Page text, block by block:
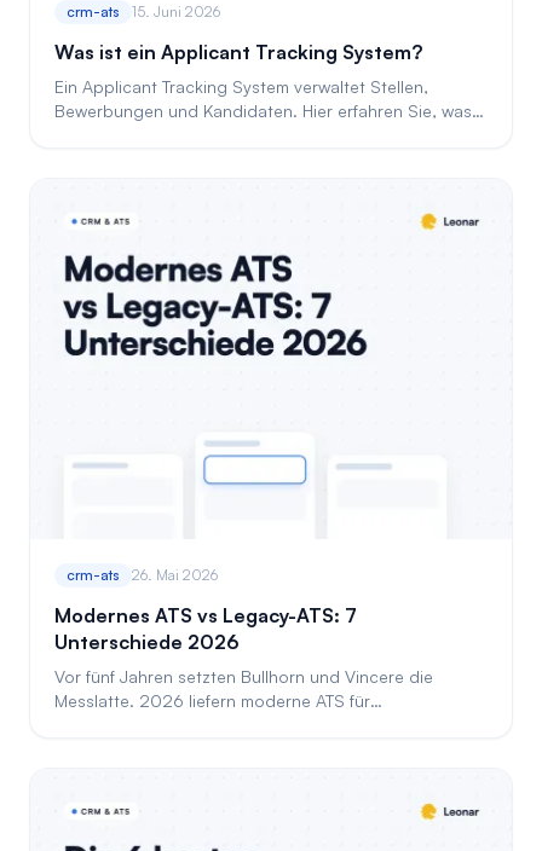
crm-ats 15. Juni 2026
Was ist ein Applicant Tracking System?
Ein Applicant Tracking System verwaltet Stellen,
Bewerbungen und Kandidaten. Hier erfahren Sie, was
crm-ats 26. Mai 2026
Modernes ATS vs Legacy-ATS: 7
Unterschiede 2026
Vor fünf Jahren setzten Bullhorn und Vincere die
Messlatte. 2026 liefern moderne ATS für